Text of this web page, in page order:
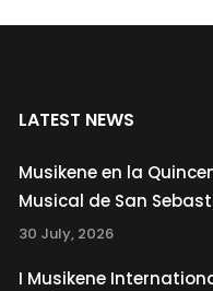
LATEST NEWS
Musikene en la
Musical de San
30 July, 2026
I Musikene